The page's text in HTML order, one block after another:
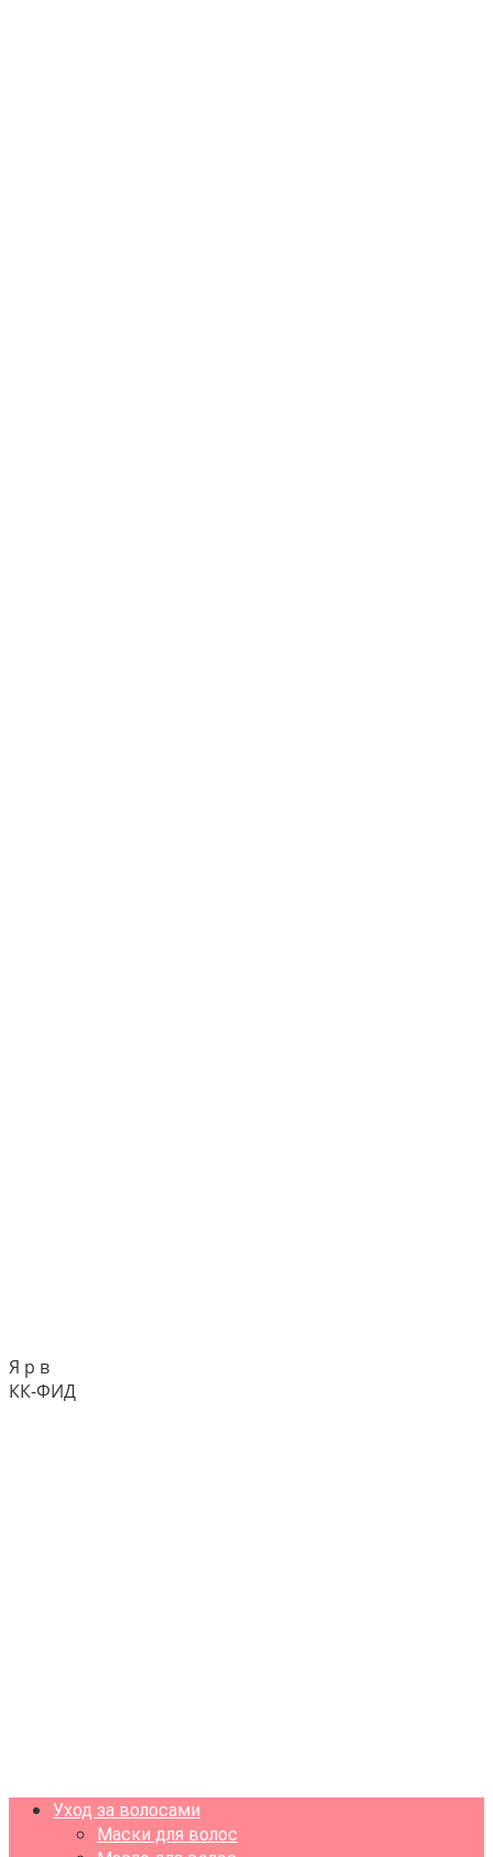
Я р в
КК-ФИД
Уход за волосами
Маски для волос